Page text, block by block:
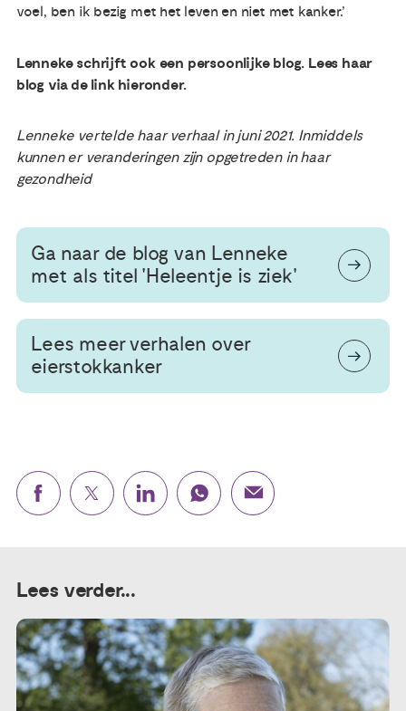
voel, ben ik bezig met het leven en niet met kanker.’
Lenneke schrijft ook een persoonlijke blog. Lees haar
blog via de link hieronder.
Lenneke vertelde haar verhaal in juni 2021. Inmiddels
kunnen er veranderingen zijn opgetreden in haar
gezondheid
Ga naar de blog van Lenneke
met als titel 'Heleentje is ziek'
Lees meer verhalen over
eierstokkanker
Lees verder...